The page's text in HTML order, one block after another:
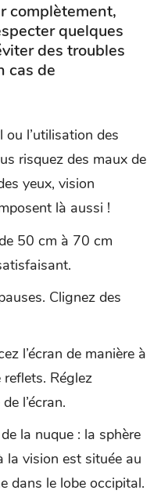
complètement,
quelques
des troubles
cas de
l’utilisation des
risquez des maux de
yeux, vision
là aussi !
50 cm à 70 cm
Clignez des
l’écran de manière à
Réglez
l’écran.
la nuque : la sphère
la vision est située au
dans le lobe occipital.